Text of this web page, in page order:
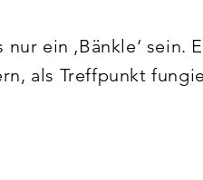
ein ‚Bänkle‘ sein.
als Treffpunkt
Aktivierung des